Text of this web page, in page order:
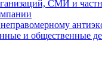
СМИ и
и общественные